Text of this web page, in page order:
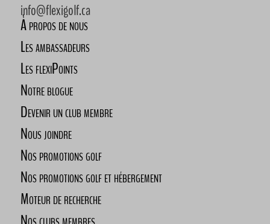
info@flexigolf.ca
À propos de nous
Les ambassadeurs
Les flexiPoints
Notre blogue
Devenir un club membre
Nous joindre
Nos promotions golf
Nos promotions golf et hébergement
Moteur de recherche